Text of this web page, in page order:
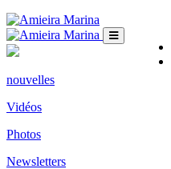
nouvelles
Vidéos
Photos
Newsletters